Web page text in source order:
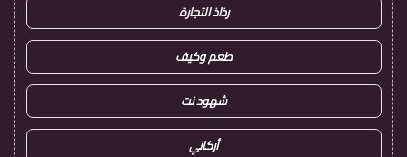
رذاذ التجارة
طعم وكيف
شهود نت
أركاني